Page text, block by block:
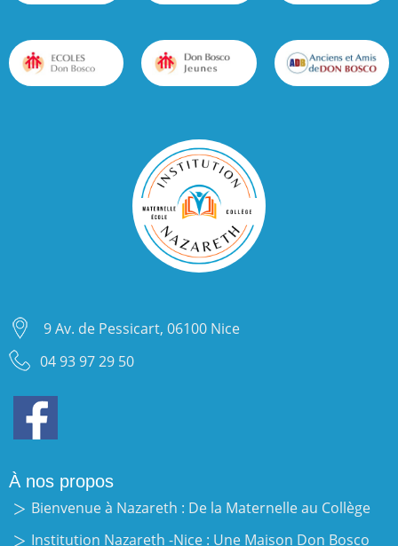
9 Av. de Pessicart, 06100 Nice
04 93 97 29 50
À nos propos
Bienvenue à Nazareth : De la Maternelle au Collège
Institution Nazareth -Nice : Une Maison Don Bosco